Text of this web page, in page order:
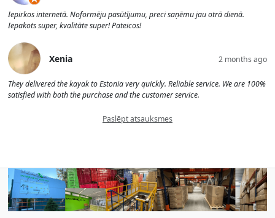
Iepirkos internetā. Noformēju pasūtījumu, preci saņēmu jau otrā dienā.
Iepakots super, kvalitāte super! Pateicos!
Xenia 2 months ago
They delivered the kayak to Estonia very quickly. Reliable service. We are 100%
satisfied with both the purchase and the customer service.
Paslēpt atsauksmes